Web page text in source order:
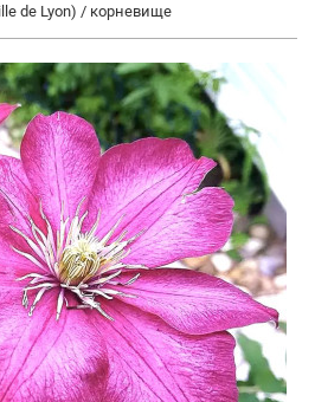
de Lyon) / корневище